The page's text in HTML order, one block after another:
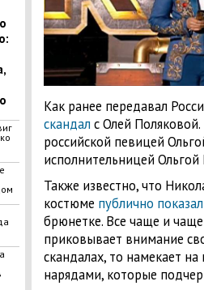
Как ранее передавал
скандал с Олей
российской певицей
исполнительницей Ольгой
Также известно, что
костюме публично показал
брюнетке. Все чаще и
приковывает внимание
скандалах, то намекает
нарядами, которые